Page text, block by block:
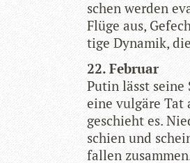
schen wer­den
Flüge aus,
tige Dyna­mik,
22. Februar
Putin lässt
eine vul­gäre Tat
geschieht es.
schien und
fal­len